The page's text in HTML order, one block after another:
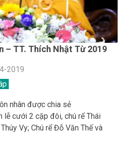
– TT. Thích Nhật Từ 2019
2019
nhân được chia sẻ
lễ cưới 2 cặp đôi, chú rể Thái
Vy; Chú rể Đỗ Văn Thế và